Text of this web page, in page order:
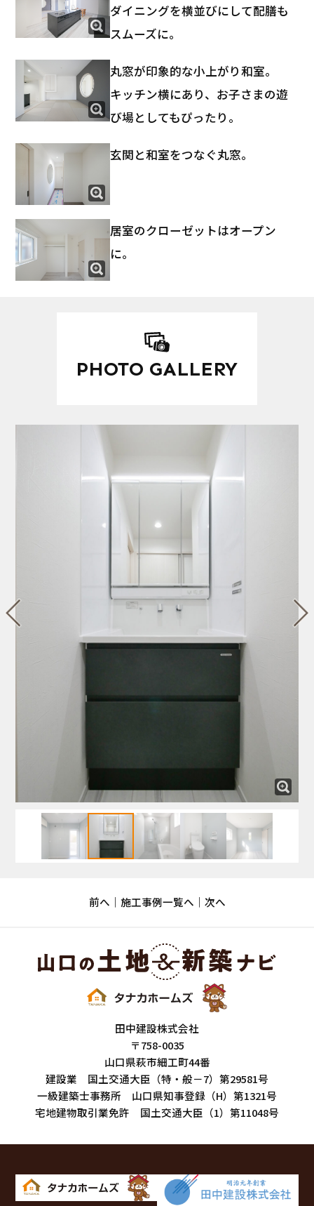
ダイニングを横並びにして配膳も
スムーズに。
丸窓が印象的な小上がり和室。
キッチン横にあり、お子さまの遊
び場としてもぴったり。
玄関と和室をつなぐ丸窓。
居室のクローゼットはオープン
に。
PHOTO GALLERY
前へ 施工事例一覧へ 次へ
田中建設株式会社
〒758-0035
山口県萩市細工町44番
建設業 国土交通大臣（特・般－7）第29581号
一級建築士事務所 山口県知事登録（H）第1321号
宅地建物取引業免許 国土交通大臣（1）第11048号